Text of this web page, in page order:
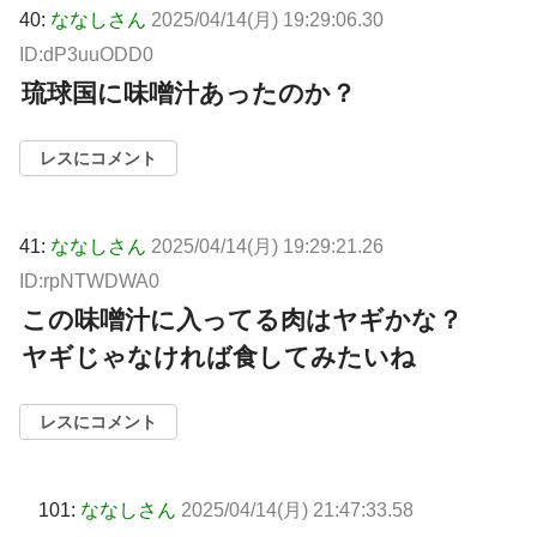
40: ななしさん 2025/04/14(月) 19:29:06.30
ID:dP3uuODD0
琉球国に味噌汁あったのか？
レスにコメント
41: ななしさん 2025/04/14(月) 19:29:21.26
ID:rpNTWDWA0
この味噌汁に入ってる肉はヤギかな？
ヤギじゃなければ食してみたいね
レスにコメント
101: ななしさん 2025/04/14(月) 21:47:33.58